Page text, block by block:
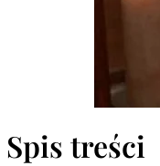
Spis treści